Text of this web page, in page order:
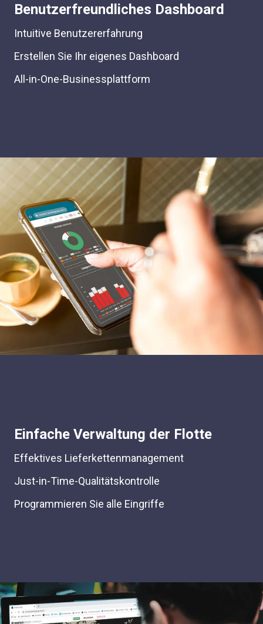
Benutzerfreundliches Dashboard
Intuitive Benutzererfahrung
Erstellen Sie Ihr eigenes Dashboard
All-in-One-Businessplattform
Einfache Verwaltung der Flotte
Effektives Lieferkettenmanagement
Just-in-Time-Qualitätskontrolle
Programmieren Sie alle Eingriffe